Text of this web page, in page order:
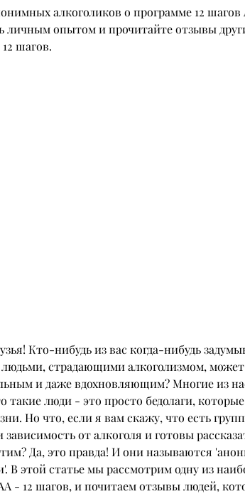
алкоголиков о программе 12 шагов
личным опытом и прочитайте отзывы
шагов.
Кто-нибудь из вас когда-нибудь
страдающими алкоголизмом, может
и даже вдохновляющим? Многие из
такие люди - это просто бедолаги,
Но что, если я вам скажу, что есть
зависимость от алкоголя и готовы
Да, это правда! И они называются
В этой статье мы рассмотрим одну из
- 12 шагов, и почитаем отзывы людей,